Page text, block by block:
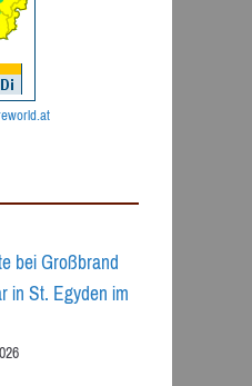
bei Großbrand
in St. Egyden im